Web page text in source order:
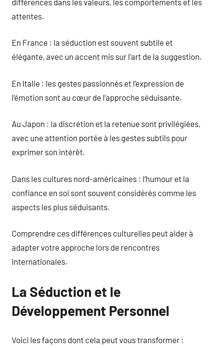
attentes.
En France : la séduction est souvent subtile et
élégante, avec un accent mis sur l’art de la suggestion.
En Italie : les gestes passionnés et l’expression de
l’émotion sont au cœur de l’approche séduisante.
Au Japon : la discrétion et la retenue sont privilégiées,
avec une attention portée à les gestes subtils pour
exprimer son intérêt.
Dans les cultures nord-américaines : l’humour et la
confiance en soi sont souvent considérés comme les
aspects les plus séduisants.
Comprendre ces différences culturelles peut aider à
adapter votre approche lors de rencontres
internationales.
La Séduction et le
Développement Personnel
Voici les façons dont cela peut vous transformer :